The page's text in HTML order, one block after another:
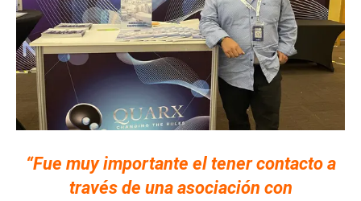
“Fue muy importante el tener contacto a
través de una asociación con